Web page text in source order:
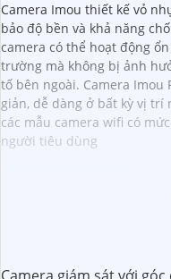
Camera Imou thiết kế vỏ
bảo độ bền và khả năng
camera có thể hoạt động
trường mà không bị ảnh
tố bên ngoài. Camera
giản, dễ dàng ở bất kỳ vị trí
các mẫu camera wifi có
người tiêu dùng
### Tư vấn lắp đặt